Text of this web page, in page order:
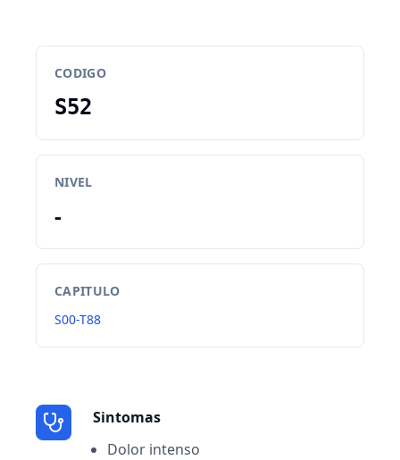
CODIGO
S52
NIVEL
-
CAPITULO
S00-T88
Sintomas
Dolor intenso